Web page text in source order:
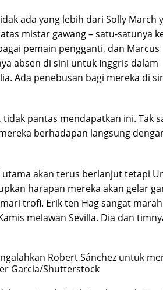
ada yang lebih dari Solly March
mistar gawang – satu-satunya
pemain pengganti, dan Marcus
absen di sini untuk Inggris dalam
Ada penebusan bagi mereka di
pantas mendapatkan ini. Tak
berhadapan langsung
akan terus berlanjut tetapi
harapan mereka akan gelar
trofi. Erik ten Hag sangat
melawan Sevilla. Dia dan
Robert Sánchez untuk
Garcia/Shutterstock